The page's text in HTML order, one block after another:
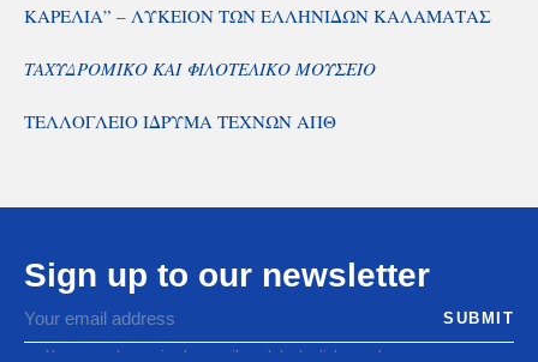
ΚΑΡΕΛΙΑ” – ΛΥΚΕΙΟΝ ΤΩΝ ΕΛΛΗΝΙΔΩΝ ΚΑΛΑΜΑΤΑΣ
ΤΑΧΥΔΡΟΜΙΚΟ ΚΑΙ ΦΙΛΟΤΕΛΙΚΟ ΜΟΥΣΕΙΟ
ΤΕΛΛΟΓΛΕΙΟ ΙΔΡΥΜΑ ΤΕΧΝΩΝ ΑΠΘ
Sign up to our newsletter
You agree to receive by email our latest articles and